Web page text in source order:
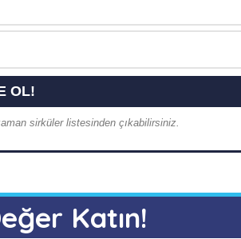
sirküler listesinden çıkabilirsiniz.
Katın!